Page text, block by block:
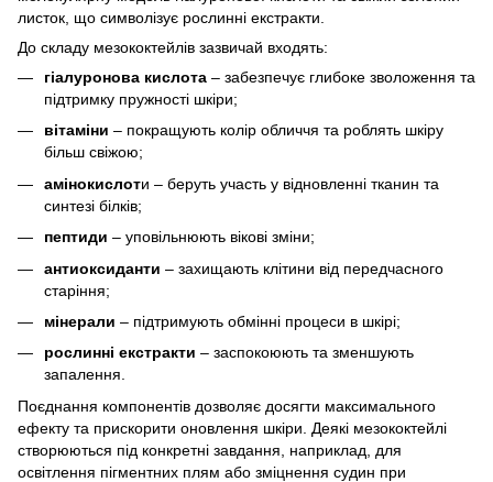
До складу мезококтейлів зазвичай входять:
гіалуронова кислота – забезпечує глибоке зволоження та
підтримку пружності шкіри;
вітаміни – покращують колір обличчя та роблять шкіру
більш свіжою;
амінокислоти – беруть участь у відновленні тканин та
синтезі білків;
пептиди – уповільнюють вікові зміни;
антиоксиданти – захищають клітини від передчасного
старіння;
мінерали – підтримують обмінні процеси в шкірі;
рослинні екстракти – заспокоюють та зменшують
запалення.
Поєднання компонентів дозволяє досягти максимального
ефекту та прискорити оновлення шкіри. Деякі мезококтейлі
створюються під конкретні завдання, наприклад, для
освітлення пігментних плям або зміцнення судин при